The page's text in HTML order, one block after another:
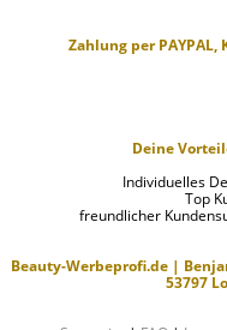
Zahlung per
Deine
Individuelles
Top
freundlicher
Beauty-Werbeprofi.de |
53797